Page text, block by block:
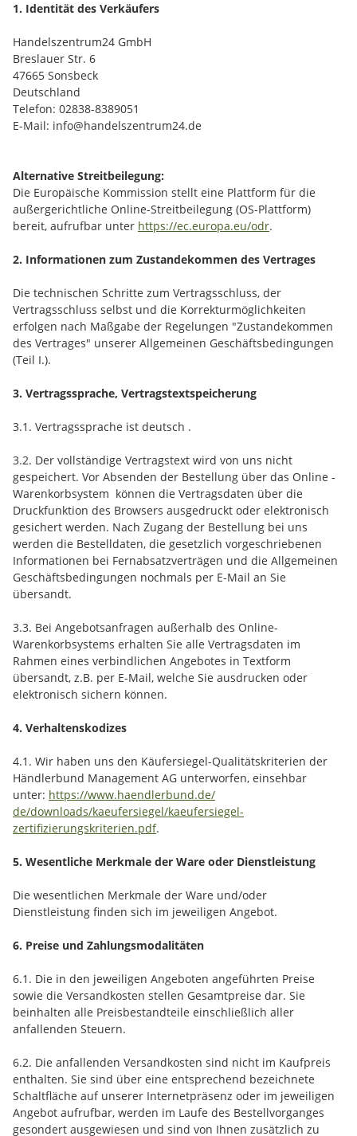
1. Identität des Verkäufers
Handelszentrum24 GmbH
Breslauer Str. 6
47665 Sonsbeck
Deutschland
Telefon: 02838-8389051
E-Mail: info@handelszentrum24.de
Alternative Streitbeilegung:
Die Europäische Kommission stellt eine Plattform für die
außergerichtliche Online-Streitbeilegung (OS-Plattform)
bereit, aufrufbar unter https://ec.europa.eu/odr.
2. Informationen zum Zustandekommen des Vertrages
Die technischen Schritte zum Vertragsschluss, der
Vertragsschluss selbst und die Korrekturmöglichkeiten
erfolgen nach Maßgabe der Regelungen "Zustandekommen
des Vertrages" unserer Allgemeinen Geschäftsbedingungen
(Teil I.).
3. Vertragssprache, Vertragstextspeicherung
3.1. Vertragssprache ist deutsch .
3.2. Der vollständige Vertragstext wird von uns nicht
gespeichert. Vor Absenden der Bestellung über das Online -
Warenkorbsystem können die Vertragsdaten über die
Druckfunktion des Browsers ausgedruckt oder elektronisch
gesichert werden. Nach Zugang der Bestellung bei uns
werden die Bestelldaten, die gesetzlich vorgeschriebenen
Informationen bei Fernabsatzverträgen und die Allgemeinen
Geschäftsbedingungen nochmals per E-Mail an Sie
übersandt.
3.3. Bei Angebotsanfragen außerhalb des Online-
Warenkorbsystems erhalten Sie alle Vertragsdaten im
Rahmen eines verbindlichen Angebotes in Textform
übersandt, z.B. per E-Mail, welche Sie ausdrucken oder
elektronisch sichern können.
4. Verhaltenskodizes
4.1. Wir haben uns den Käufersiegel-Qualitätskriterien der
Händlerbund Management AG unterworfen, einsehbar
unter: https://www.haendlerbund.de/
de/downloads/kaeufersiegel/kaeufersiegel-
zertifizierungskriterien.pdf.
5. Wesentliche Merkmale der Ware oder Dienstleistung
Die wesentlichen Merkmale der Ware und/oder
Dienstleistung finden sich im jeweiligen Angebot.
6. Preise und Zahlungsmodalitäten
6.1. Die in den jeweiligen Angeboten angeführten Preise
sowie die Versandkosten stellen Gesamtpreise dar. Sie
beinhalten alle Preisbestandteile einschließlich aller
anfallenden Steuern.
6.2. Die anfallenden Versandkosten sind nicht im Kaufpreis
enthalten. Sie sind über eine entsprechend bezeichnete
Schaltfläche auf unserer Internetpräsenz oder im jeweiligen
Angebot aufrufbar, werden im Laufe des Bestellvorganges
gesondert ausgewiesen und sind von Ihnen zusätzlich zu